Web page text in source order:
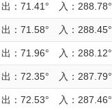
出：71.41° 入：288.78°
出：71.58° 入：288.45°
出：71.96° 入：288.12°
出：72.35° 入：287.79°
出：72.53° 入：287.46°